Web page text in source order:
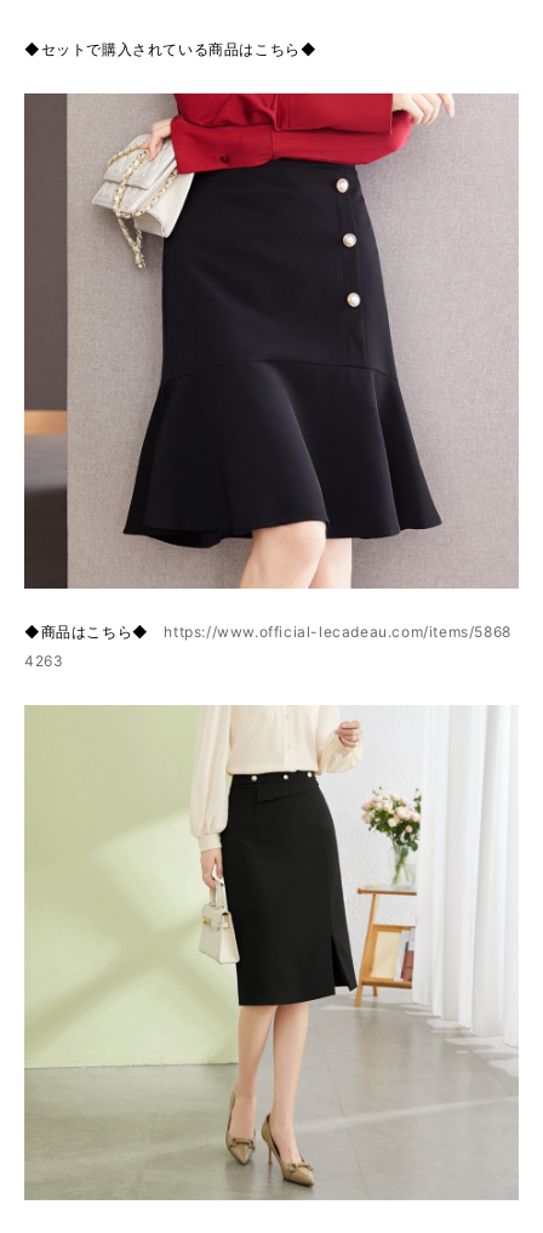
◆セットで購入されている商品はこちら◆
◆商品はこちら◆ https://www.official-lecadeau.com/items/5868
4263